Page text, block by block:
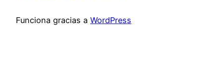
Funciona gracias a WordPress